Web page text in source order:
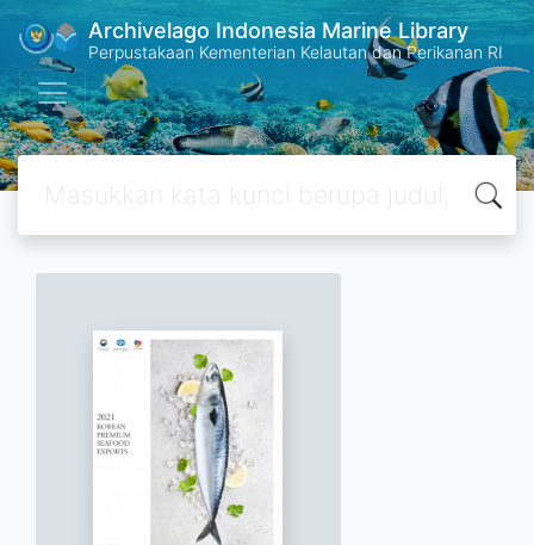
Archivelago Indonesia Marine Library
Perpustakaan Kementerian Kelautan dan Perikanan RI